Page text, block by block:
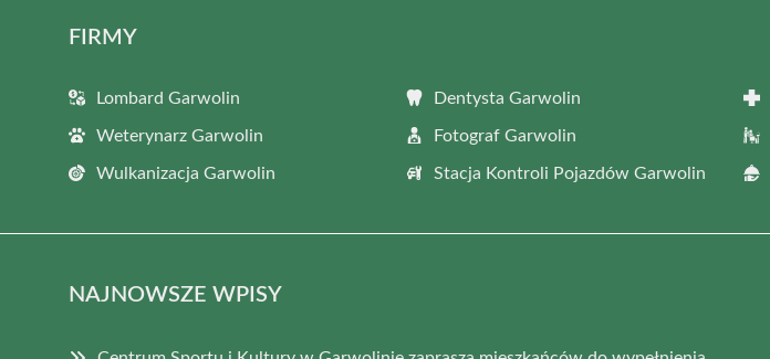
FIRMY
Lombard Garwolin Dentysta Garwolin
Weterynarz Garwolin Fotograf Garwolin
Wulkanizacja Garwolin Stacja Kontroli Pojazdów Garwolin
NAJNOWSZE WPISY